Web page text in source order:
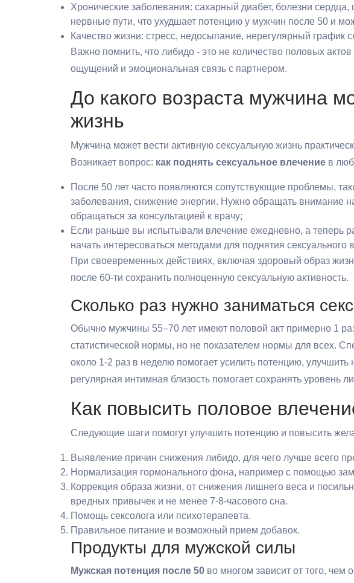
Хронические заболевания: сахарный диабет, болезни
нервные пути, что ухудшает потенцию у мужчин после 50 и
Качество жизни: стресс, недосыпание, нерегулярный график
Важно помнить, что либидо - это не количество половых
ощущений и эмоциональная связь с партнером.
До какого возраста мужчина
жизнь
Мужчина может вести активную сексуальную жизнь
Возникает вопрос: как поднять сексуальное влечение в
После 50 лет часто появляются сопутствующие проблемы,
заболевания, снижение энергии. Нужно обращать внимание
обращаться за консультацией к врачу;
Если раньше вы испытывали влечение ежедневно, а теперь
начать интересоваться методами для поднятия сексуального
При своевременных действиях, включая здоровый образ
после 60-ти сохранить полноценную сексуальную активность.
Сколько раз нужно заниматься
Обычно мужчины 55–70 лет имеют половой акт примерно 1
статистической нормы, но не показателем нормы для всех.
около 1-2 раз в неделю помогает усилить потенцию, улучшить
регулярная интимная близость помогает сохранять уровень
Как повысить половое
Следующие шаги помогут улучшить потенцию и повысить
Выявление причин снижения либидо, для чего лучше всего
Нормализация гормонального фона, например с помощью
Коррекция образа жизни, от снижения лишнего веса и
вредных привычек и не менее 7-8-часового сна.
Помощь сексолога или психотерапевта.
Правильное питание и возможный прием добавок.
Продукты для мужской силы
Мужская потенция после 50 во многом зависит от того, чем